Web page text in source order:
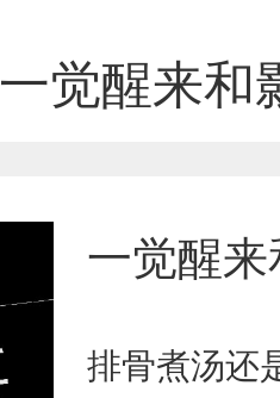
一觉醒来和
一觉醒
排骨煮汤还